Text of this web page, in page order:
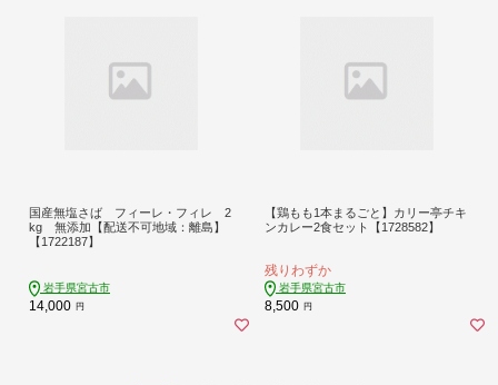
国産無塩さば フィーレ・フィレ 2
kg 無添加【配送不可地域：離島】
【1722187】
岩手県宮古市
14,000 円
【鶏もも1本まるごと】カリー亭チキ
ンカレー2食セット【1728582】
残りわずか
岩手県宮古市
8,500 円